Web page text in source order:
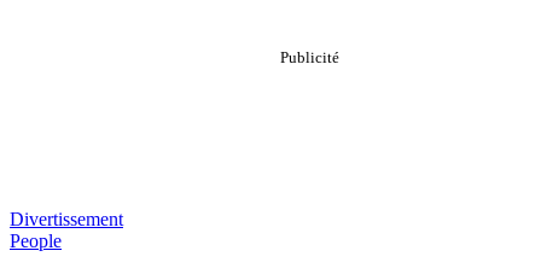
Divertissement
People